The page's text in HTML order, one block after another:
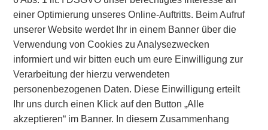
einer Optimierung unseres Online-Auftritts. Beim Aufruf
unserer Website werdet Ihr in einem Banner über die
Verwendung von Cookies zu Analysezwecken
informiert und wir bitten euch um eure Einwilligung zur
Verarbeitung der hierzu verwendeten
personenbezogenen Daten. Diese Einwilligung erteilt
Ihr uns durch einen Klick auf den Button „Alle
akzeptieren“ im Banner. In diesem Zusammenhang